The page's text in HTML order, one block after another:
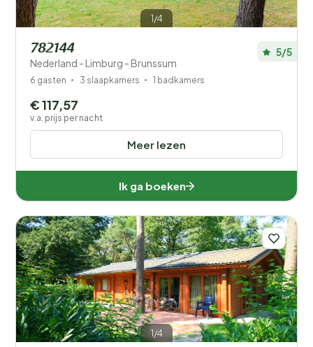
1/4
782144
Nederland - Limburg - Brunssum
5/5
6 gasten 3 slaapkamers 1 badkamers
Meer lezen
€ 117,57
v.a. prijs per nacht
Ik ga boeken
1/4